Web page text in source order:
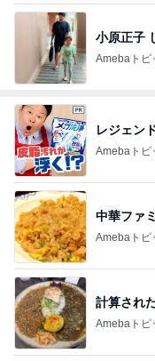
小原正子
Amebaトピ
レジェン
Amebaトピ
中華ファ
Amebaトピ
計算され
Amebaトピ